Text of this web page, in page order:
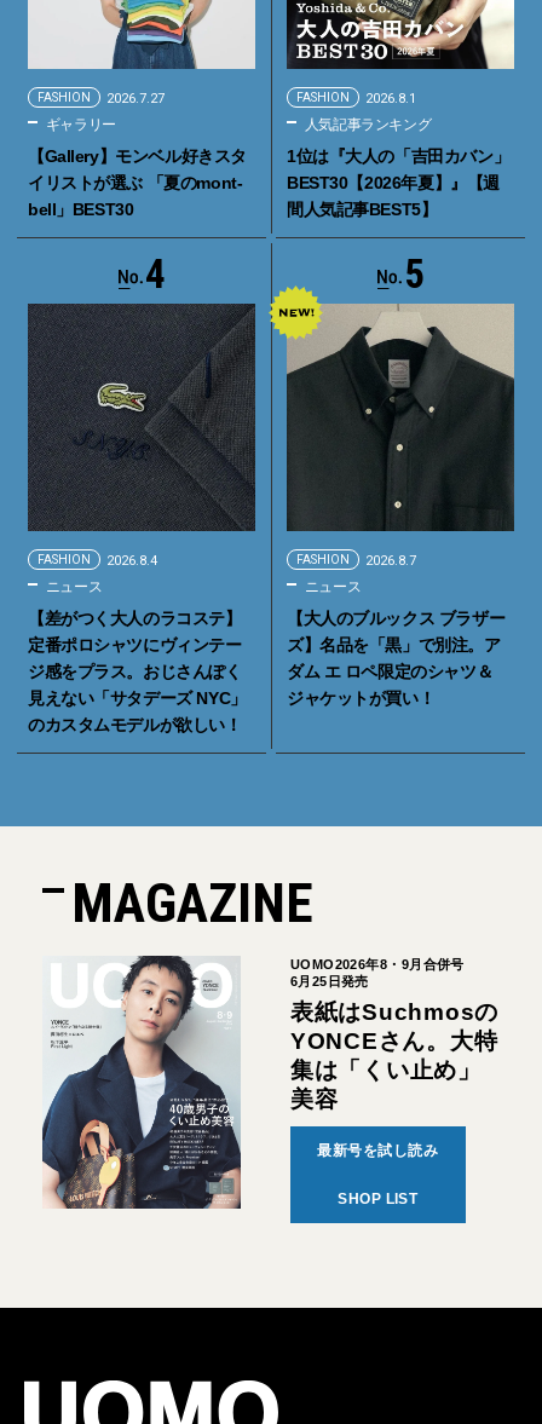
FASHION 2026.7.27
ギャラリー
【Gallery】モンベル好きスタ
イリストが選ぶ 「夏のmont-
bell」BEST30
FASHION 2026.8.1
人気記事ランキング
1位は『大人の「吉田カバン」
BEST30【2026年夏】』【週
間人気記事BEST5】
4
FASHION 2026.8.4
ニュース
【差がつく大人のラコステ】
定番ポロシャツにヴィンテー
ジ感をプラス。おじさんぽく
見えない「サタデーズ NYC」
のカスタムモデルが欲しい！
5
FASHION 2026.8.7
ニュース
【大人のブルックス ブラザー
ズ】名品を「黒」で別注。ア
ダム エ ロペ限定のシャツ＆
ジャケットが買い！
MAGAZINE
UOMO2026年8・9月合併号
6月25日発売
表紙はSuchmosの
YONCEさん。大特
集は「くい止め」
美容
最新号を試し読み
SHOP LIST